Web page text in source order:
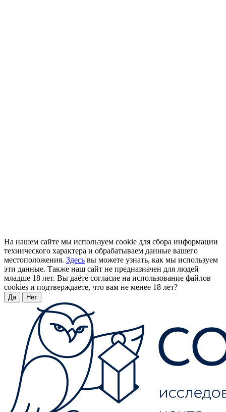
На нашем сайте мы используем cookie для сбора информации
технического характера и обрабатываем данные вашего
местоположения. Здесь вы можете узнать, как мы используем
эти данные. Также наш сайт не предназначен для людей
младше 18 лет. Вы даёте согласие на использование файлов
cookies и подтверждаете, что вам не менее 18 лет?
Да Нет